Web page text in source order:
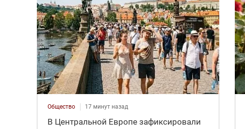
Общество 17 минут назад
В Центральной Европе зафиксировали